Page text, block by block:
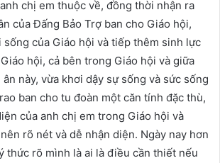
chị em thuộc về, đồng thời nhận ra
của Đấng Bảo Trợ ban cho Giáo hội,
sống của Giáo hội và tiếp thêm sinh lực
hội, cả bên trong Giáo hội và giữa
này, vừa khơi dậy sự sống và sức sống
ban cho tu đoàn một căn tính đặc thù,
của anh chị em trong Giáo hội và
rõ nét và dễ nhận diện. Ngày nay hơn
thức rõ mình là ai là điều cần thiết nếu